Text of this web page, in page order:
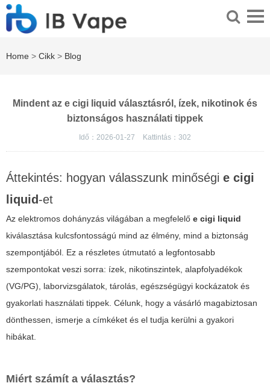
Home > Cikk > Blog
Mindent az e cigi liquid választásról, ízek, nikotinok és
biztonságos használati tippek
Idő：2026-01-27 Kattintás： 302
Áttekintés: hogyan válasszunk minőségi e cigi
liquid-et
Az elektromos dohányzás világában a megfelelő e cigi liquid
kiválasztása kulcsfontosságú mind az élmény, mind a biztonság
szempontjából. Ez a részletes útmutató a legfontosabb
szempontokat veszi sorra: ízek, nikotinszintek, alapfolyadékok
(VG/PG), laborvizsgálatok, tárolás, egészségügyi kockázatok és
gyakorlati használati tippek. Célunk, hogy a vásárló magabiztosan
dönthessen, ismerje a címkéket és el tudja kerülni a gyakori
hibákat.
Miért számít a választás?